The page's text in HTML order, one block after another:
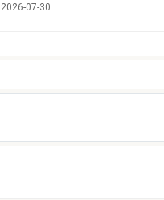
2026-07-30